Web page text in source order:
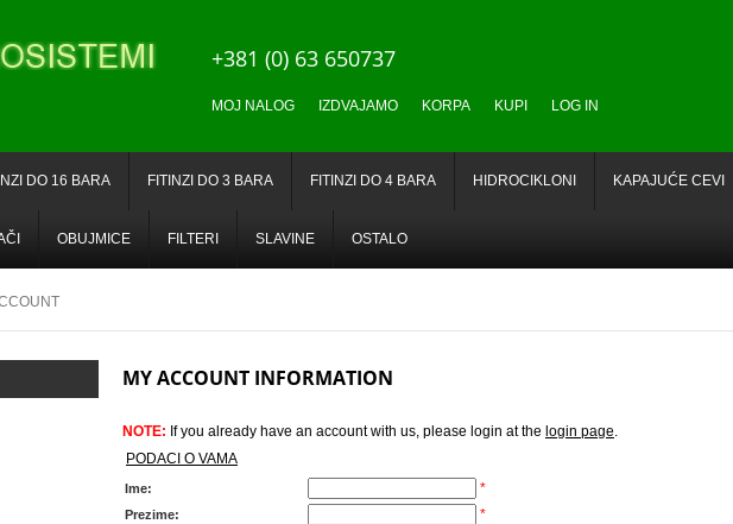
+381 (0) 63 650737
MOJ NALOG IZDVAJAMO KORPA KUPI LOG IN
DO 16 BARA FITINZI DO 3 BARA FITINZI DO 4 BARA HIDROCIKLONI KAPAJUĆE CEVI
OBUJMICE FILTERI SLAVINE OSTALO
MY ACCOUNT INFORMATION
NOTE: If you already have an account with us, please login at the login page.
PODACI O VAMA
Ime: *
Prezime: *